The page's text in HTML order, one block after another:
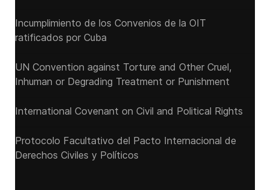
Incumplimiento de los Convenios de la OIT
ratificados por Cuba
UN Convention against Torture and Other Cruel,
Inhuman or Degrading Treatment or Punishment
International Covenant on Civil and Political Rights
Protocolo Facultativo del Pacto Internacional de
Derechos Civiles y Políticos